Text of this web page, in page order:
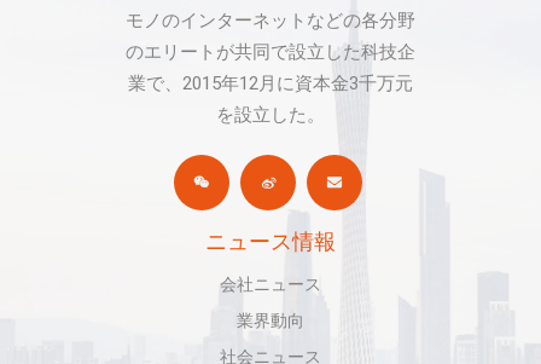
モノのインターネットなどの各分野
のエリートが共同で設立した科技企
業で、2015年12月に資本金3千万元
を設立した。
ニュース情報
会社ニュース
業界動向
社会ニュース